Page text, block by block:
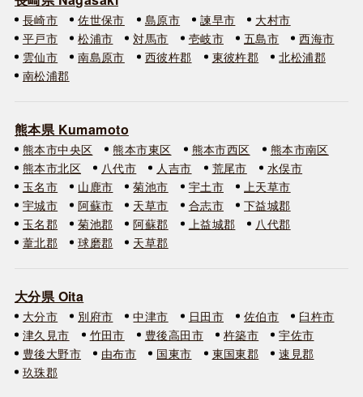
長崎市 佐世保市 島原市 諫早市
大村市
平戸市
松浦市 対馬市 壱岐市 五島市
西海市
雲仙市
南島原市 西彼杵郡 東彼杵郡
北松浦郡
南松浦郡
熊本県 Kumamoto
熊本市中央区 熊本市東区 熊本市西区
熊本市南区
熊本市北区
八代市 人吉市 荒尾市
水俣市
玉名市
山鹿市 菊池市 宇土市
上天草市
宇城市
阿蘇市 天草市 合志市
下益城郡
玉名郡
菊池郡 阿蘇郡 上益城郡
八代郡
葦北郡
球磨郡 天草郡
大分県 Oita
大分市 別府市 中津市 日田市 佐伯市
臼杵市
津久見市
竹田市 豊後高田市 杵築市
宇佐市
豊後大野市
由布市 国東市 東国東郡
速見郡
玖珠郡